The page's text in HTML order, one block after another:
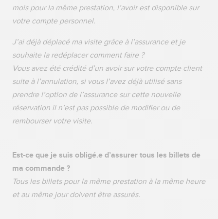
mois pour la même prestation, l’avoir est disponible sur
votre compte personnel.
J’ai déjà déplacé ma visite grâce à l’assurance et je
souhaite la redéplacer comment faire ?
Vous avez été crédité d’un avoir sur votre compte client
suite à l’annulation, si vous l’avez déjà utilisé sans
prendre l’option de l’assurance sur cette nouvelle
réservation il n’est pas possible de modifier ou de
rembourser votre visite.
Est-ce que je suis obligé.e d’assurer tous les billets de
ma commande ?
Tous les billets pour la même prestation à la même heure
et au même jour doivent être assurés.